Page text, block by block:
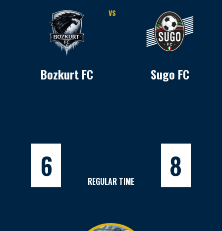
Bozkurt FC
VS
Sugo FC
6 REGULAR TIME 8